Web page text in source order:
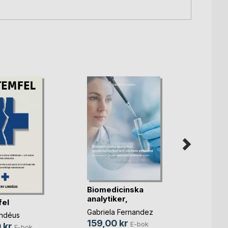
Biomedicinska
analytiker,
patients(...)
Gabriela Fernandez
159,00 kr E-bok